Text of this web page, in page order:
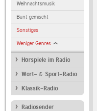
Weihnachtsmusik
Bunt gemischt
Sonstiges
Weniger Genres
Hörspiele im Radio
Wort- & Sport-Radio
Klassik-Radio
Radiosender